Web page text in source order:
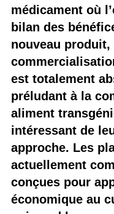
médicament où
bilan des
nouveau produit,
est totalement
préludant à la
aliment
intéressant de
approche. Les
actuellement
conçues pour
économique au